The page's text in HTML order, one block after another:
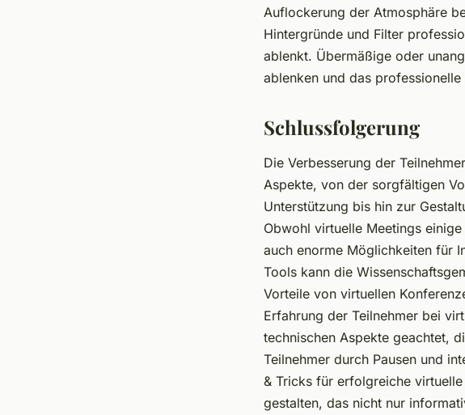
Auflockerung der Atmosphäre
Hintergründe und Filter
ablenkt. Übermäßige oder
ablenken und das
Schlussfolgerung
Die Verbesserung der
Aspekte, von der sorgfältigen
Unterstützung bis hin zur
Obwohl virtuelle Meetings
auch enorme Möglichkeiten für
Tools kann die
Vorteile von virtuellen
Erfahrung der Teilnehmer bei
technischen Aspekte geachtet,
Teilnehmer durch Pausen und
& Tricks für erfolgreiche
gestalten, das nicht nur